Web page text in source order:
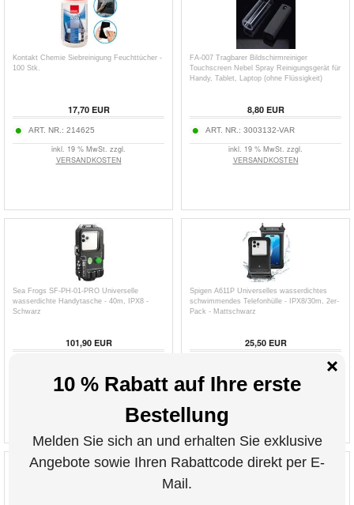
Kontakt Chemie Siebreinigung Feuchttücher -
100 Stk.
17,70EUR
ART. NR.: 214625
inkl. 19 % MwSt. zzgl.
VERSANDKOSTEN
FA-007 Tragbarer Bildschirmreiniger
Touchscreen Nebel Spray Reinigungsgerät für
Handy, Tablet, Laptop (ohne Flüssigkeit)
8,80EUR
ART. NR.: 3003132-VAR
inkl. 19 % MwSt. zzgl.
VERSANDKOSTEN
Sea Frogs SF-PH-01-PRO Universelle
wasserdichte Handytasche - 40m, IPX8 -
Schwarz
101,90EUR
inkl. 19 % MwSt. zzgl.
VERSANDKOSTEN
Spigen A611P Universelles wasserdichtes
schwimmendes Telefonhülle - IPX8/30m, 2er-
Pack - Mattschwarz
25,50EUR
inkl. 19 % MwSt. zzgl.
VERSANDKOSTEN